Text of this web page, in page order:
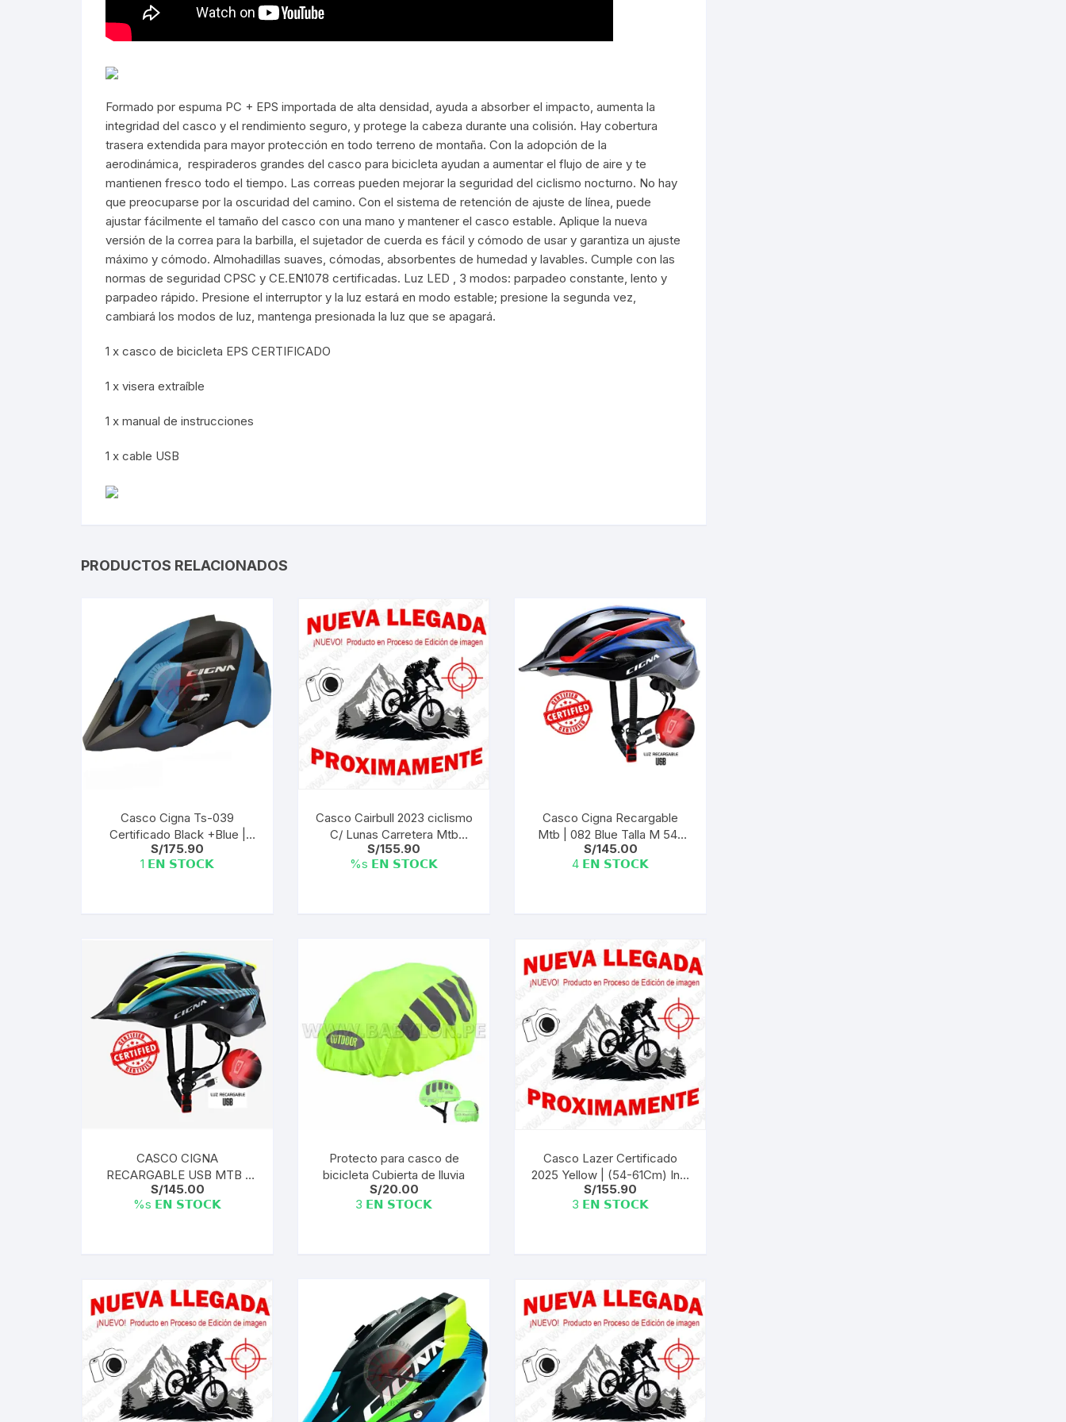
Formado por espuma PC + EPS importada de alta densidad, ayuda a absorber el impacto, aumenta la
integridad del casco y el rendimiento seguro, y protege la cabeza durante una colisión. Hay cobertura
trasera extendida para mayor protección en todo terreno de montaña. Con la adopción de la
aerodinámica, respiraderos grandes del casco para bicicleta ayudan a aumentar el flujo de aire y te
mantienen fresco todo el tiempo. Las correas pueden mejorar la seguridad del ciclismo nocturno. No hay
que preocuparse por la oscuridad del camino. Con el sistema de retención de ajuste de línea, puede
ajustar fácilmente el tamaño del casco con una mano y mantener el casco estable. Aplique la nueva
versión de la correa para la barbilla, el sujetador de cuerda es fácil y cómodo de usar y garantiza un ajuste
máximo y cómodo. Almohadillas suaves, cómodas, absorbentes de humedad y lavables. Cumple con las
normas de seguridad CPSC y CE.EN1078 certificadas. Luz LED , 3 modos: parpadeo constante, lento y
parpadeo rápido. Presione el interruptor y la luz estará en modo estable; presione la segunda vez,
cambiará los modos de luz, mantenga presionada la luz que se apagará.
1 x casco de bicicleta EPS CERTIFICADO
1 x visera extraíble
1 x manual de instrucciones
1 x cable USB
PRODUCTOS RELACIONADOS
Casco Cigna Ts-039
Certificado Black +Blue |
M/L (57-62Cm)
S/175.90
1 𝗘𝗡 𝗦𝗧𝗢𝗖𝗞
Casco Cairbull 2023 ciclismo
C/ Lunas Carretera Mtb
griss| M-L (55-61)Cm
S/155.90
%s 𝗘𝗡 𝗦𝗧𝗢𝗖𝗞
variantes.
Las
opciones
se
pueden
elegir
producto
Casco Cigna Recargable
Mtb | 082 Blue Talla M 54-
57Cm
S/145.00
4 𝗘𝗡 𝗦𝗧𝗢𝗖𝗞
CASCO CIGNA
RECARGABLE USB MTB |
082 GREEN -ELEGIR TALLA
S/145.00
%s 𝗘𝗡 𝗦𝗧𝗢𝗖𝗞
múltiples
variantes.
opciones
se
pueden
elegir
Protecto para casco de
bicicleta Cubierta de lluvia
S/20.00
3 𝗘𝗡 𝗦𝗧𝗢𝗖𝗞
Casco Lazer Certificado
2025 Yellow | (54-61Cm) Ind.
Pack
S/155.90
3 𝗘𝗡 𝗦𝗧𝗢𝗖𝗞